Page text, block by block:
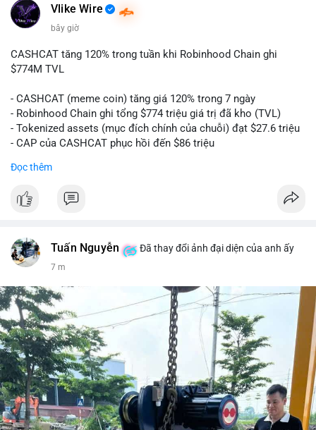
Vlike Wire
bây giờ
CASHCAT tăng 120% trong tuần khi Robinhood Chain ghi
$774M TVL
- CASHCAT (meme coin) tăng giá 120% trong 7 ngày
- Robinhood Chain ghi tổng $774 triệu giá trị đã kho (TVL)
- Tokenized assets (mục đích chính của chuỗi) đạt $27.6 triệu
- CAP của CASHCAT phục hồi đến $86 triệu
#binancesquare
$cashcat
📰 Nguồn: CoinDesk
Đọc thêm
Tuấn Nguyễn Đã thay đổi ảnh đại diện của anh ấy
7 m